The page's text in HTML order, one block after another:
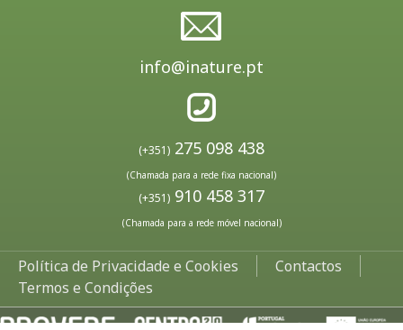
info@inature.pt
(+351) 275 098 438
(Chamada para a rede fixa nacional)
(+351) 910 458 317
(Chamada para a rede móvel nacional)
Política de Privacidade e Cookies
Contactos
Termos e Condições